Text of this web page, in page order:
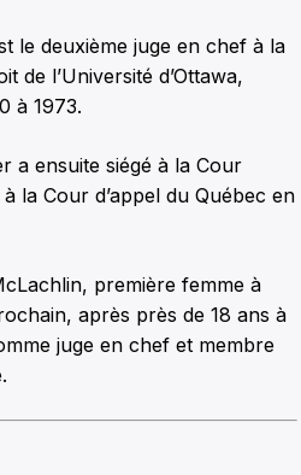
le deuxième juge en chef à la
de l’Université d’Ottawa,
à 1973.
a ensuite siégé à la Cour
la Cour d’appel du Québec en
première femme à
après près de 18 ans à
juge en chef et membre